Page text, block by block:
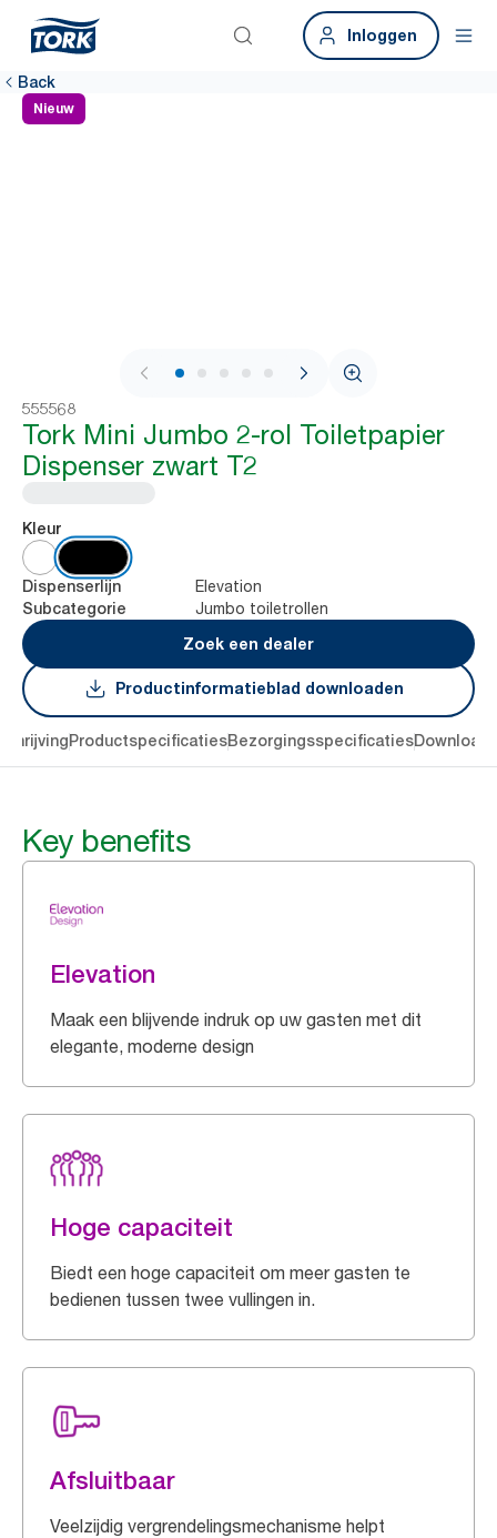
Inloggen
Back
Nieuw
1 / 8
555568
Tork Mini Jumbo 2-rol Toiletpapier
Dispenser zwart T2
Kleur
Dispenserlijn Elevation
Subcategorie
Jumbo toiletrollen
Zoek een dealer
Productinformatieblad downloaden
ProductspecificatiesBezorgingsspecificaties
Key benefits
Elevation
Maak een blijvende indruk op uw gasten met dit
elegante, moderne design
Hoge capaciteit
Biedt een hoge capaciteit om meer gasten te
bedienen tussen twee vullingen in.
Afsluitbaar
Veelzijdig vergrendelingsmechanisme helpt